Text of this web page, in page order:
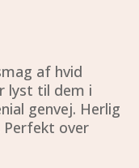
af hvid
lyst til dem i
genvej. Herlig
over